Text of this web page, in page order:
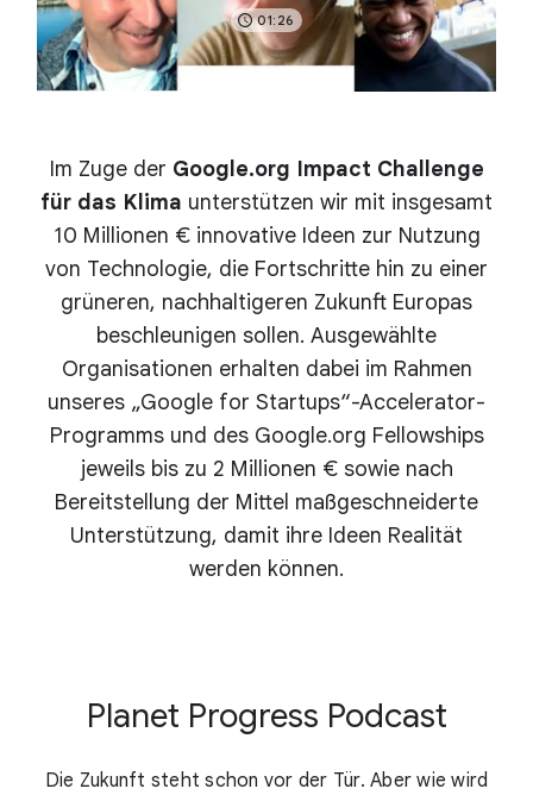
01:26
Im Zuge der Google.org Impact Challenge
für das Klima unterstützen wir mit insgesamt
10 Millionen € innovative Ideen zur Nutzung
von Technologie, die Fortschritte hin zu einer
grüneren, nachhaltigeren Zukunft Europas
beschleunigen sollen. Ausgewählte
Organisationen erhalten dabei im Rahmen
unseres „Google for Startups“-Accelerator-
Programms und des Google.org Fellowships
jeweils bis zu 2 Millionen € sowie nach
Bereitstellung der Mittel maßgeschneiderte
Unterstützung, damit ihre Ideen Realität
werden können.
Planet Progress Podcast
Die Zukunft steht schon vor der Tür. Aber wie wird